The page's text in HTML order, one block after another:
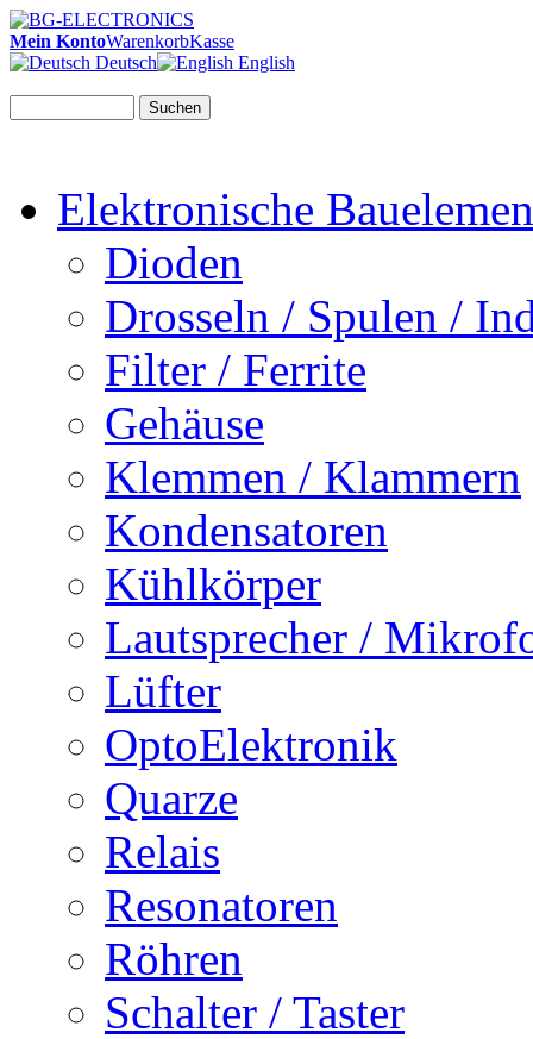
Mein KontoWarenkorbKasse
Deutsch
English
Suchen
Elektronische
Dioden
Drosseln / Spulen /
Filter / Ferrite
Gehäuse
Klemmen / Klammern
Kondensatoren
Kühlkörper
Lautsprecher /
Lüfter
OptoElektronik
Quarze
Relais
Resonatoren
Röhren
Schalter / Taster